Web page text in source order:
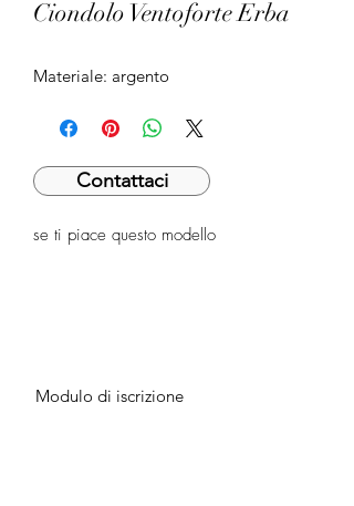
Ciondolo Ventoforte Erba
Materiale: argento
Contattaci
se ti piace questo modello
Modulo di iscrizione